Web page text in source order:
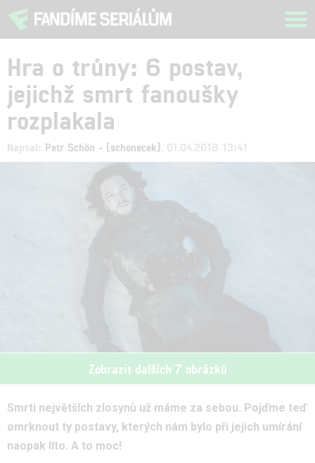
Hra o trůny: 6 postav,
jejichž smrt fanoušky
rozplakala
Napsal: Petr Schön - (schonecek) , 01.04.2018 13:41
Zobrazit dalších 7 obrázků
Smrti největších zlosynů už máme za sebou. Pojďme teď
omrknout ty postavy, kterých nám bylo při jejich umírání
naopak líto. A to moc!